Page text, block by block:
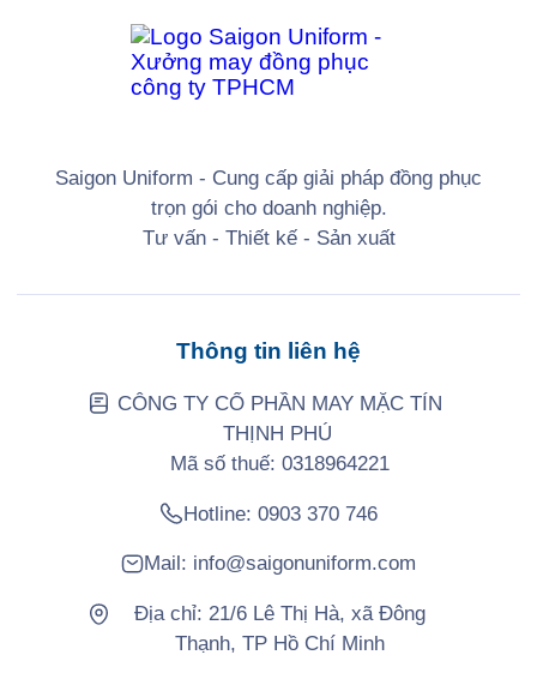
Saigon Uniform - Cung cấp giải pháp đồng phục
trọn gói cho doanh nghiệp.
Tư vấn - Thiết kế - Sản xuất
Thông tin liên hệ
CÔNG TY CỔ PHẦN MAY MẶC TÍN
THỊNH PHÚ
Mã số thuế: 0318964221
Hotline: 0903 370 746
Mail: info@saigonuniform.com
Địa chỉ: 21/6 Lê Thị Hà, xã Đông
Thạnh, TP Hồ Chí Minh